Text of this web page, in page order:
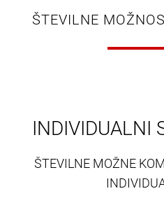
ŠTEVILNE
INDIVIDUALNI
ŠTEVILNE MOŽNE